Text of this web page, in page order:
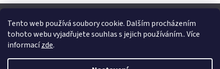
Tento web používá soubory cookie. Dalším procházením
tohoto webu vyjadřujete souhlas s jejich používáním.. Více
informacízde.
Z
P
A